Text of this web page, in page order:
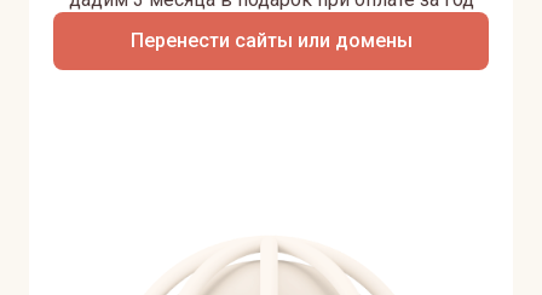
Перенести сайты или домены